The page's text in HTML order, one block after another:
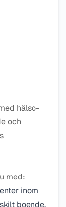
hälso-
och
med:
inom
boende.